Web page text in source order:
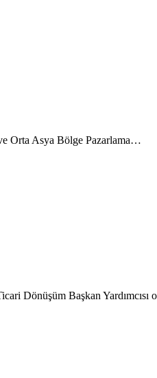
Orta Asya Bölge Pazarlama…
Dönüşüm Başkan Yardımcısı